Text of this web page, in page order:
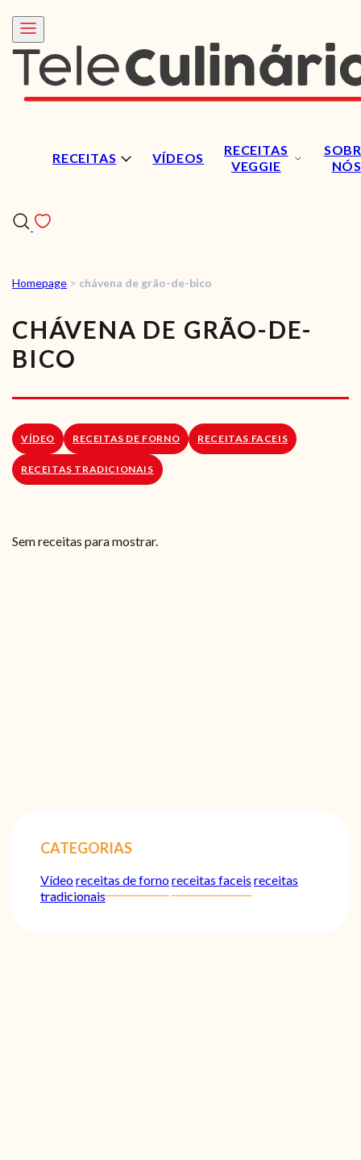
RECEITAS VÍDEOS
RECEITAS
VEGGIE
NÓS
RECEITAS
VÍDEOS
LOJA ONLINE
Homepage > chávena de grão-de-bico
CHÁVENA DE GRÃO-DE-
BICO
VÍDEO RECEITAS DE FORNO RECEITAS FACEIS
RECEITAS TRADICIONAIS
Sem receitas para mostrar.
CATEGORIAS
Vídeoreceitas de fornoreceitas faceis receitas
tradicionais